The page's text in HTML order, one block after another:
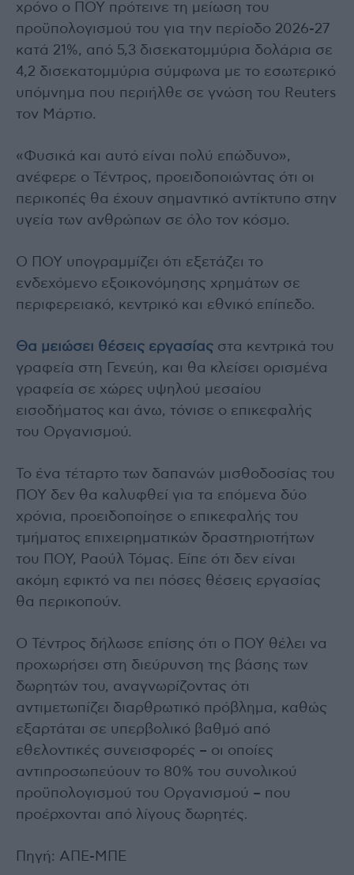
χρόνο ο ΠΟΥ πρότεινε τη μείωση του
προϋπολογισμού του για την περίοδο 2026-27
κατά 21%, από 5,3 δισεκατομμύρια δολάρια σε
4,2 δισεκατομμύρια σύμφωνα με το εσωτερικό
υπόμνημα που περιήλθε σε γνώση του Reuters
τον Μάρτιο.
«Φυσικά και αυτό είναι πολύ επώδυνο»,
ανέφερε ο Τέντρος, προειδοποιώντας ότι οι
περικοπές θα έχουν σημαντικό αντίκτυπο στην
υγεία των ανθρώπων σε όλο τον κόσμο.
Ο ΠΟΥ υπογραμμίζει ότι εξετάζει το
ενδεχόμενο εξοικονόμησης χρημάτων σε
περιφερειακό, κεντρικό και εθνικό επίπεδο.
Θα μειώσει θέσεις εργασίας στα κεντρικά του
γραφεία στη Γενεύη, και θα κλείσει ορισμένα
γραφεία σε χώρες υψηλού μεσαίου
εισοδήματος και άνω, τόνισε ο επικεφαλής
του Οργανισμού.
Το ένα τέταρτο των δαπανών μισθοδοσίας του
ΠΟΥ δεν θα καλυφθεί για τα επόμενα δύο
χρόνια, προειδοποίησε ο επικεφαλής του
τμήματος επιχειρηματικών δραστηριοτήτων
του ΠΟΥ, Ραούλ Τόμας. Είπε ότι δεν είναι
ακόμη εφικτό να πει πόσες θέσεις εργασίας
θα περικοπούν.
Ο Τέντρος δήλωσε επίσης ότι ο ΠΟΥ θέλει να
προχωρήσει στη διεύρυνση της βάσης των
δωρητών του, αναγνωρίζοντας ότι
αντιμετωπίζει διαρθρωτικό πρόβλημα, καθώς
εξαρτάται σε υπερβολικό βαθμό από
εθελοντικές συνεισφορές – οι οποίες
αντιπροσωπεύουν το 80% του συνολικού
προϋπολογισμού του Οργανισμού – που
προέρχονται από λίγους δωρητές.
Πηγή: ΑΠΕ-ΜΠΕ